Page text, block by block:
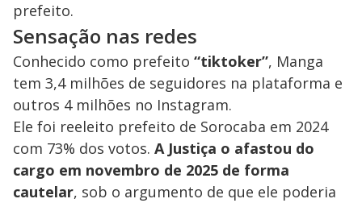
prefeito.
Sensação nas redes
Conhecido como prefeito “tiktoker”, Manga
tem 3,4 milhões de seguidores na plataforma e
outros 4 milhões no Instagram.
Ele foi reeleito prefeito de Sorocaba em 2024
com 73% dos votos. A Justiça o afastou do
cargo em novembro de 2025 de forma
cautelar, sob o argumento de que ele poderia